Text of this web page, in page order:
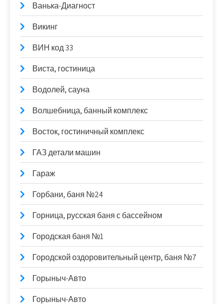
Ванька-Диагност
Викинг
ВИН код 33
Виста, гостиница
Водолей, сауна
Волшебница, банный комплекс
Восток, гостиничный комплекс
ГАЗ детали машин
Гараж
Горбани, баня №24
Горница, русская баня с бассейном
Городская баня №1
Городской оздоровительный центр, баня №7
Горыныч-Авто
Горыныч-Авто